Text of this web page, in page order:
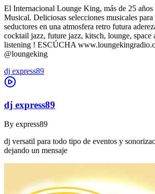
El Internacional Lounge King, más de 25 años
Musical. Deliciosas selecciones musicales para
seductores en una atmosfera retro futura
cocktail jazz, future jazz, kitsch, lounge, space
listening ! ESCÚCHA
@loungeking
dj express89
dj express89
By express89
dj versatil para todo tipo de eventos y
dejando un mensaje